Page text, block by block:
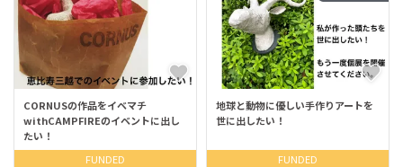
CORNUSの作品をイベマチ
withCAMPFIREのイベントに出し
たい！
FUNDED
地球と動物に優しい手作りアートを
世に出したい！
FUNDED